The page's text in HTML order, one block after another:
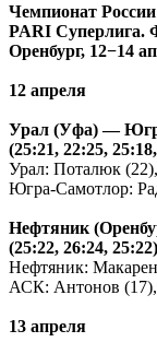
Чемпионат России
PARI Суперлига.
Оренбург, 12−14
12 апреля
Урал (Уфа) —
(25:21, 22:25,
Урал: Поталюк
Югра-Самотлор:
Нефтяник
(25:22, 26:24, 25:22)
Нефтяник:
АСК: Антонов (17),
13 апреля